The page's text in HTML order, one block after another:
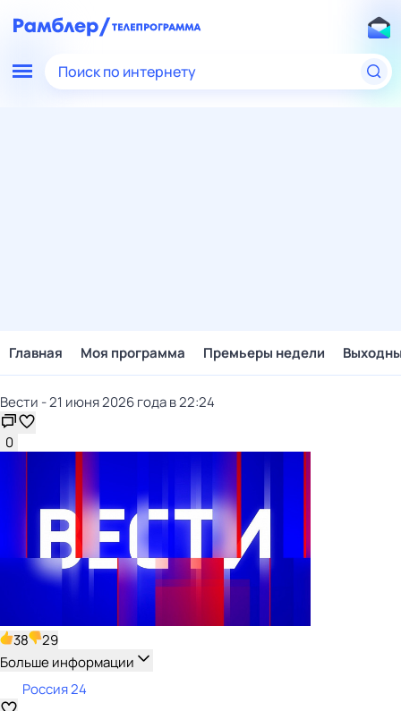
Поиск по интернету
Главная Моя программа Премьеры недели
Вести - 21 июня 2026 года в 22:24
0
38
29
Больше информации
Россия 24